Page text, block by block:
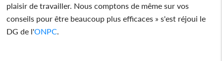
plaisir de travailler. Nous comptons de même sur vos
conseils pour être beaucoup plus efficaces » s'est réjoui le
DG de l'ONPC